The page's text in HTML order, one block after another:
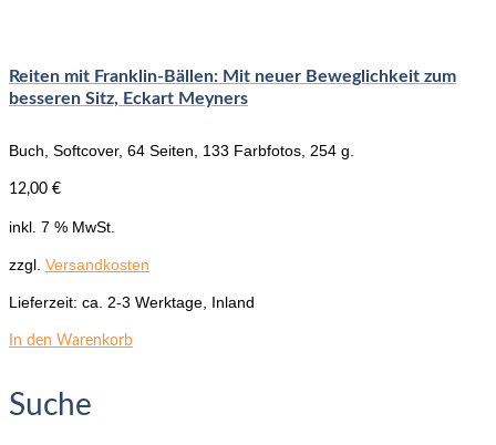
Reiten mit Franklin-Bällen: Mit neuer Beweglichkeit zum
besseren Sitz, Eckart Meyners
Buch, Softcover, 64 Seiten, 133 Farbfotos, 254 g.
12,00 €
inkl. 7 % MwSt.
zzgl. Versandkosten
Lieferzeit: ca. 2-3 Werktage, Inland
In den Warenkorb
Suche